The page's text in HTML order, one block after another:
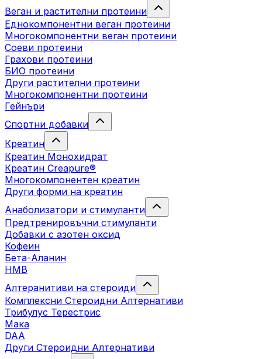
Веган и растителни протеини
Еднокомпонентни веган протеини
Многокомпонентни веган протеини
Соеви протеини
Грахови протеини
БИО протеини
Други растителни протеини
Многокомпонентни протеини
Гейнъри
Спортни добавки
Креатин
Креатин Монохидрат
Креатин Creapure®
Многокомпонентен креатин
Други форми на креатин
Анаболизатори и стимуланти
Предтренировъчни стимуланти
Добавки с азотен оксид
Кофеин
Бета-Аланин
HMB
Алтеранитиви на стероиди
Комплексни Стероидни Алтернативи
Трибулус Терестрис
Maка
DAA
Други Стероидни Алтернативи